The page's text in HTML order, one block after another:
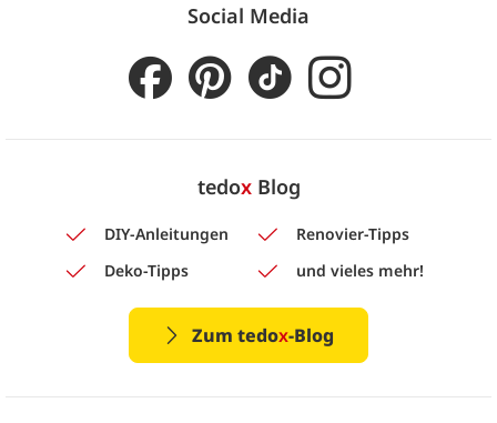
Social Media
tedoxBlog
DIY-Anleitungen
Renovier-Tipps
Deko-Tipps
und vieles mehr!
Zum tedox-Blog